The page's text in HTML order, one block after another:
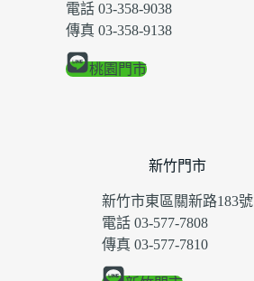
電話 03-358-9038
傳真 03-358-9138
桃園門市
新竹門市
新竹市東區關新路183號
電話 03-577-7808
傳真 03-577-7810